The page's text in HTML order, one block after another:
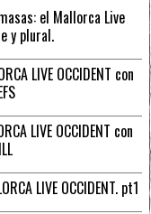
el Mallorca Live
y plural.
LIVE OCCIDENT con
LIVE OCCIDENT con
LIVE OCCIDENT. pt1